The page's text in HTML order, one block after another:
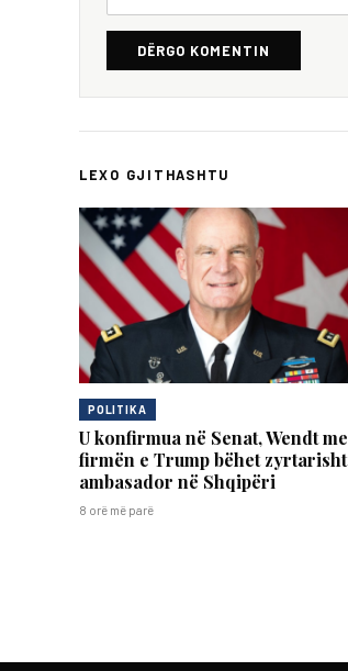
DËRGO KOMENTIN
LEXO GJITHASHTU
POLITIKA
U konfirmua në Senat, Wendt me
firmën e Trump bëhet zyrtarisht
ambasador në Shqipëri
8 orë më parë